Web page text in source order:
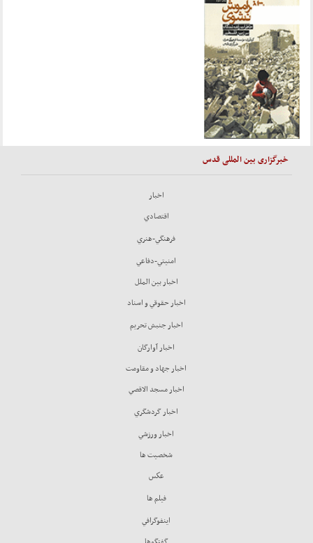
خبرگزاری بین المللی قدس
اخبار
اقتصادي
فرهنگي-هنري
امنيتي-دفاعي
اخبار بين الملل
اخبار حقوقي و اسناد
اخبار جنبش تحريم
اخبار آوارگان
اخبار جهاد و مقاومت
اخبار مسجد الاقصي
اخبار گردشگري
اخبار ورزشي
شخصيت ها
عكس
فيلم ها
اينفوگرافي